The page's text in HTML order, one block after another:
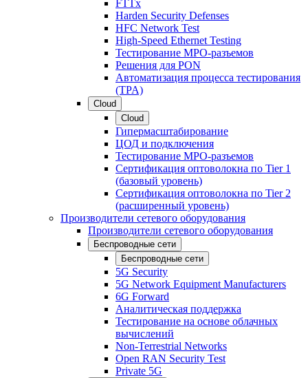
FTTx
Harden Security Defenses
HFC Network Test
High-Speed Ethernet Testing
Тестирование МРО-разъемов
Решения для PON
Автоматизация процесса тестирования
(TPA)
Cloud
Cloud
Гипермасштабирование
ЦОД и подключения
Тестирование МРО-разъемов
Сертификация оптоволокна по Tier 1
(базовый уровень)
Сертификация оптоволокна по Tier 2
(расширенный уровень)
Производители сетевого оборудования
Производители сетевого оборудования
Беспроводные сети
Беспроводные сети
5G Security
5G Network Equipment Manufacturers
6G Forward
Аналитическая поддержка
Тестирование на основе облачных
вычислений
Non-Terrestrial Networks
Open RAN Security Test
Private 5G